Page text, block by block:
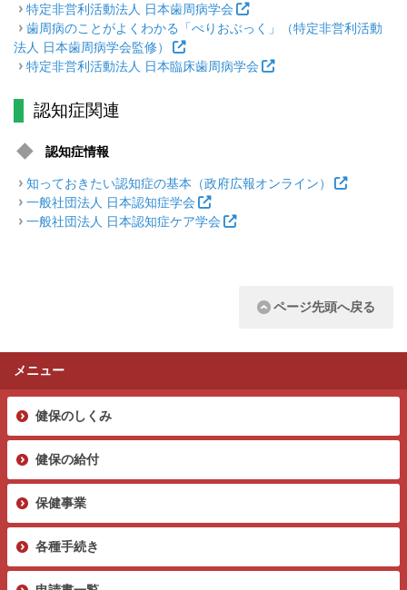
特定非営利活動法人 日本歯周病学会
歯周病のことがよくわかる「ぺりおぶっく」（特定非営利活動
法人 日本歯周病学会監修）
特定非営利活動法人 日本臨床歯周病学会
認知症関連
認知症情報
知っておきたい認知症の基本（政府広報オンライン）
一般社団法人 日本認知症学会
一般社団法人 日本認知症ケア学会
ページ先頭へ戻る
メニュー
健保のしくみ
健保の給付
保健事業
各種手続き